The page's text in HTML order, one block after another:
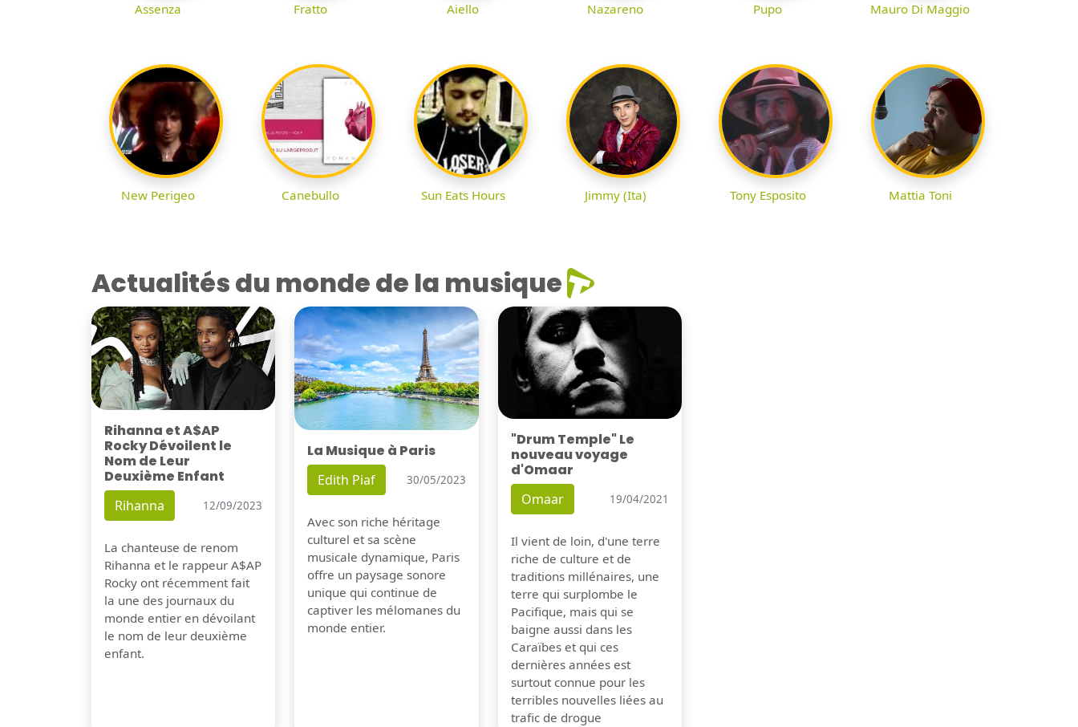
Assenza Fratto Aiello Nazareno Pupo Mauro Di Maggio
New Perigeo Canebullo Sun Eats Hours Jimmy (Ita) Tony Esposito Mattia Toni
Actualités du monde de la musique
Rihanna et A$AP
Rocky Dévoilent le
Nom de Leur
Deuxième Enfant
Rihanna 12/09/2023
La chanteuse de renom
Rihanna et le rappeur A$AP
Rocky ont récemment fait
la une des journaux du
monde entier en dévoilant
le nom de leur deuxième
enfant.
La Musique à Paris
Edith Piaf 30/05/2023
Avec son riche héritage
culturel et sa scène
musicale dynamique, Paris
offre un paysage sonore
unique qui continue de
captiver les mélomanes du
monde entier.
"Drum Temple" Le
nouveau voyage
d'Omaar
Omaar 19/04/2021
Il vient de loin, d'une terre
riche de culture et de
traditions millénaires, une
terre qui surplombe le
Pacifique, mais qui se
baigne aussi dans les
Caraïbes et qui ces
dernières années est
surtout connue pour les
terribles nouvelles liées au
trafic de drogue